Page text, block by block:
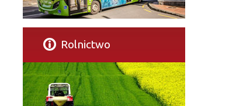
Rolnictwo